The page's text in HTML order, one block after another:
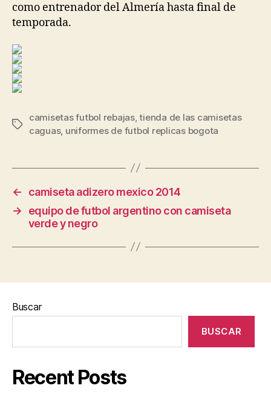
como entrenador del Almería hasta final de
temporada.
Etiquetas
camisetas futbol rebajas,tienda de las camisetas
caguas, uniformes de futbol replicas bogota
←
camiseta adizero mexico 2014
→
equipo de futbol argentino con camiseta
verde y negro
Buscar
BUSCAR
Recent Posts